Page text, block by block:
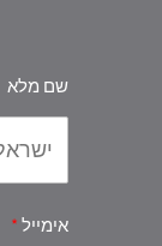
שם מלא
אימייל